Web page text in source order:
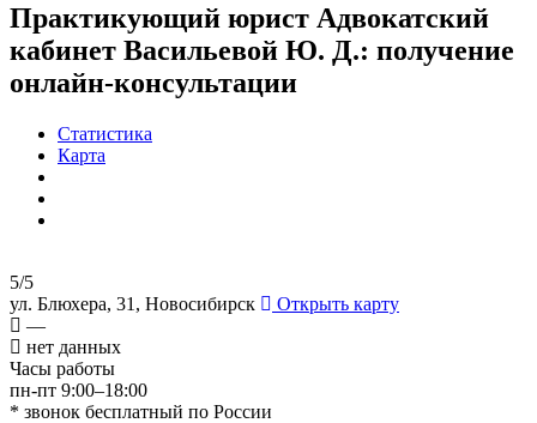
Практикующий юрист Адвокатский
кабинет Васильевой Ю. Д.: получение
онлайн-консультации
Статистика
Карта
5/5
ул. Блюхера, 31, Новосибирск
Открыть карту
—
нет данных
Часы работы
пн-пт 9:00–18:00
* звонок бесплатный по России